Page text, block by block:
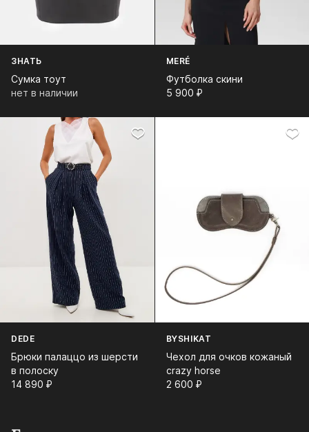
ЗНАТЬ
Сумка тоут
нет в наличии
MERÉ
Футболка скини
5 900⁠ ⁠₽
DEDE
Брюки палаццо из шерсти
в полоску
14 890⁠ ⁠₽
BYSHIKAT
Чехол для очков кожаный
crazy horse
2 600⁠ ⁠₽